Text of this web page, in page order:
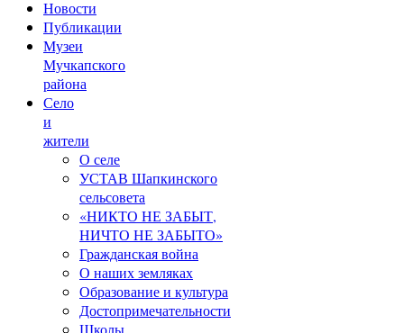
Новости
Публикации
Музеи
Мучкапского
района
Село
и
жители
О селе
УСТАВ Шапкинского
сельсовета
«НИКТО НЕ ЗАБЫТ,
НИЧТО НЕ ЗАБЫТО»
Гражданская война
О наших земляках
Образование и культура
Достопримечательности
Школы